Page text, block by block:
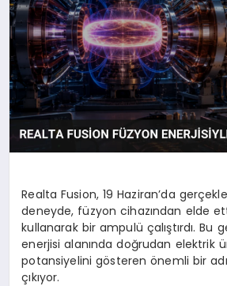
Realta Fusion, 19 Haziran’da
deneyde, füzyon cihazından elde
kullanarak bir ampulü çalıştırdı. Bu
enerjisi alanında doğrudan elektrik
potansiyelini gösteren önemli bir
çıkıyor.